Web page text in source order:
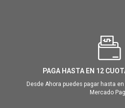
PAGA HASTA EN 12
Desde Ahora puedes pagar hasta
Mercado